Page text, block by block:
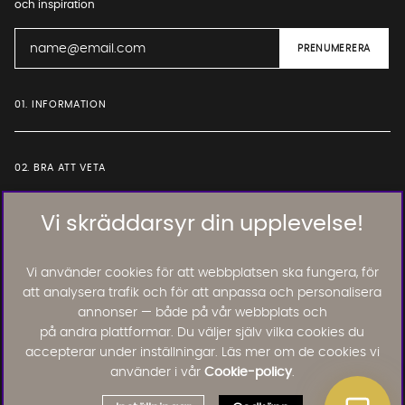
Vi skräddarsyr din upplevelse!
Vi använder cookies för att webbplatsen ska fungera, för
att analysera trafik och för att anpassa och personalisera
annonser — både på vår webbplats och
på andra plattformar. Du väljer själv vilka cookies du
accepterar under inställningar. Läs mer om de cookies vi
använder i vår Cookie-policy.
och inspiration
01. INFORMATION
02. BRA ATT VETA
Läs och lämna kundomdömen: